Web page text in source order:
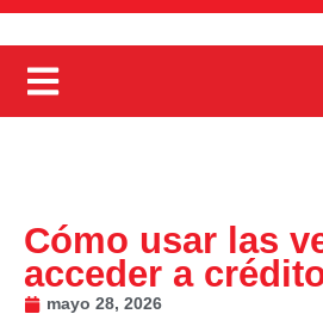
Cómo usar las
acceder a
mayo 28, 2026